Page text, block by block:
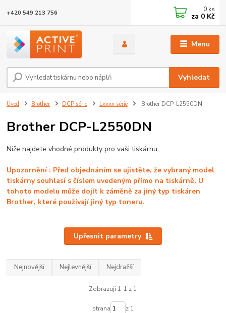
Menu
Vyhledat
+420 549 213 756 0 ks
za 0 Kč
Úvod Brother DCP série Lxxxx série Brother DCP-L2550DN
Brother DCP-L2550DN
Níže najdete vhodné produkty pro vaši tiskárnu.
Upozornění : Před objednáním se ujistěte, že vybraný model
tiskárny souhlasí s číslem uvedeným přímo na tiskárně. U
tohoto modelu může dojít k záměně za jiný typ tiskáren
Brother, které používají jiný typ toneru.
Upřesnit parametry
Nejnovější Nejlevnější Nejdražší
Zobrazuji 1-1 z 1
strana z 1